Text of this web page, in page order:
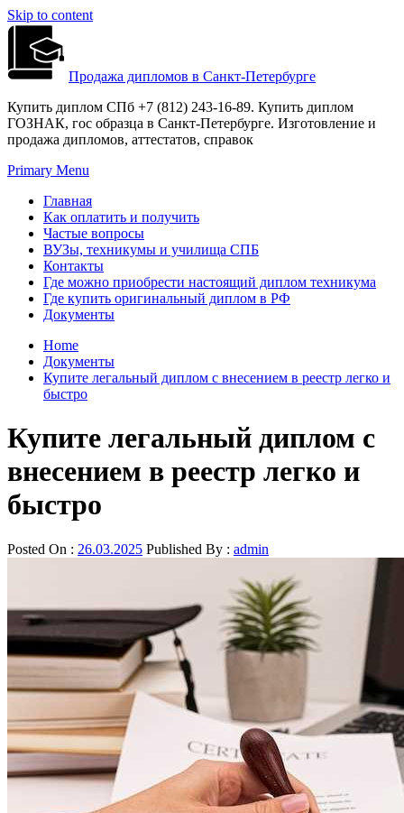
Skip to content
Продажа дипломов в Санкт-Петербурге
Купить диплом СПб +7 (812) 243-16-89. Купить диплом
ГОЗНАК, гос образца в Санкт-Петербурге. Изготовление и
продажа дипломов, аттестатов, справок
Primary Menu
Главная
Как оплатить и получить
Частые вопросы
ВУЗы, техникумы и училища СПБ
Контакты
Где можно приобрести настоящий диплом техникума
Где купить оригинальный диплом в РФ
Документы
Home
Документы
Купите легальный диплом с внесением в реестр легко и
быстро
Купите легальный диплом с
внесением в реестр легко и
быстро
Posted On : 26.03.2025 Published By : admin